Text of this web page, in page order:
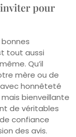
inviter pour
tout aussi
Qu’il
mère ou de
honnêteté
bienveillante
de véritables
confiance
des avis.